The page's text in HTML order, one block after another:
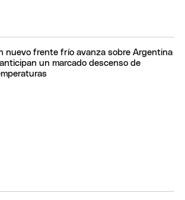
nuevo frente frío avanza sobre Argentina
un marcado descenso de